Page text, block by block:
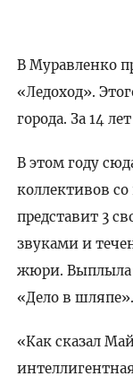
В Муравленко
«Ледоход».
города. За 14
В этом году
коллективов
представит 3
звуками и
жюри. Выплыла
«Дело в шляпе».
«Как сказал